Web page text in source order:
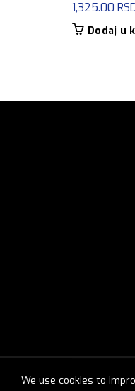
1,325.00
Dodaj u
We use cookies to